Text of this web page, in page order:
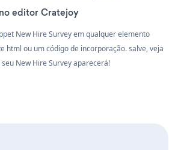
editor Cratejoy
New Hire Survey em qualquer elemento
html ou um código de incorporação. salve, veja
New Hire Survey aparecerá!